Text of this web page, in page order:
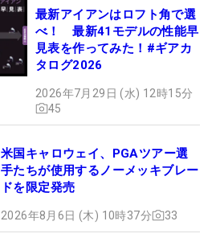
最新アイアンはロフト角で選
べ！ 最新41モデルの性能早
見表を作ってみた！#ギアカ
タログ2026
2026年7月29日 (水) 12時15分
45
米国キャロウェイ、PGAツアー選
手たちが使用するノーメッキブレー
ドを限定発売
2026年8月6日 (木) 10時37分 33